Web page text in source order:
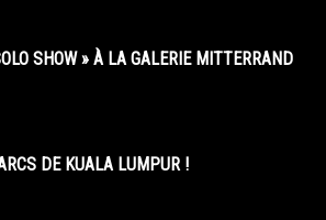
SHOW » À LA GALERIE MITTERRAND
DE KUALA LUMPUR !